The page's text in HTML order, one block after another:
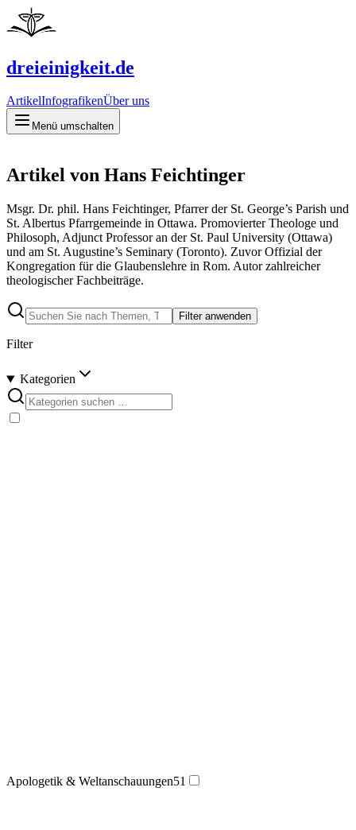
dreieinigkeit.de
ArtikelInfografikenÜber uns
Menü umschalten
Artikel von Hans Feichtinger
Msgr. Dr. phil. Hans Feichtinger, Pfarrer der St. George’s Parish und
St. Albertus Pfarrgemeinde in Ottawa. Promovierter Theologe und
Philosoph, Adjunct Professor an der St. Paul University (Ottawa)
und am St. Augustine’s Seminary (Toronto). Zuvor Offizial der
Kongregation für die Glaubenslehre in Rom. Autor zahlreicher
theologischer Fachbeiträge.
Filter anwenden
Filter
Kategorien
Apologetik & Weltanschauungen51